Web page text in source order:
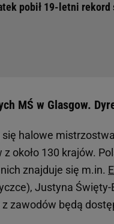
pobił 19-letni rekord
MŚ w Glasgow.
halowe
około 130 krajów.
znajduje się m.in.
Justyna
zawodów będą